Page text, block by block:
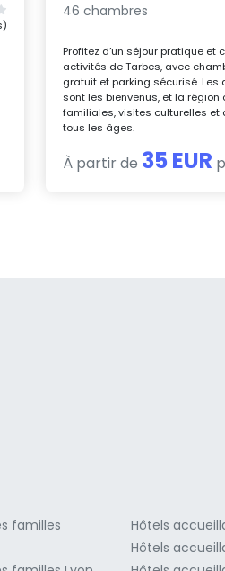
46 chambres
Profitez d’un séjour pratique et
activités de Tarbes, avec
gratuit et parking sécurisé.
sont les bienvenus, et la
familiales, visites culturelles et
tous les âges.
À partir de 35 EUR
familles
Hôtels
Hôtels